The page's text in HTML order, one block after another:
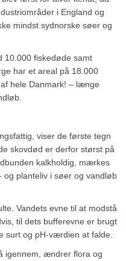
i England og
mindst sydnorske søer og
10.000 fiskedøde samt
har et areal på 18.000
hele Danmark! – længe
viser de første tegn
skovdød er derfor størst på
kalkholdig, mærkes
og planteliv i søer og vandløb
Vandets evne til at modstå
til dets bufferevne er brugt
surt og pH-værdien at falde.
igennem, ændrer flora og